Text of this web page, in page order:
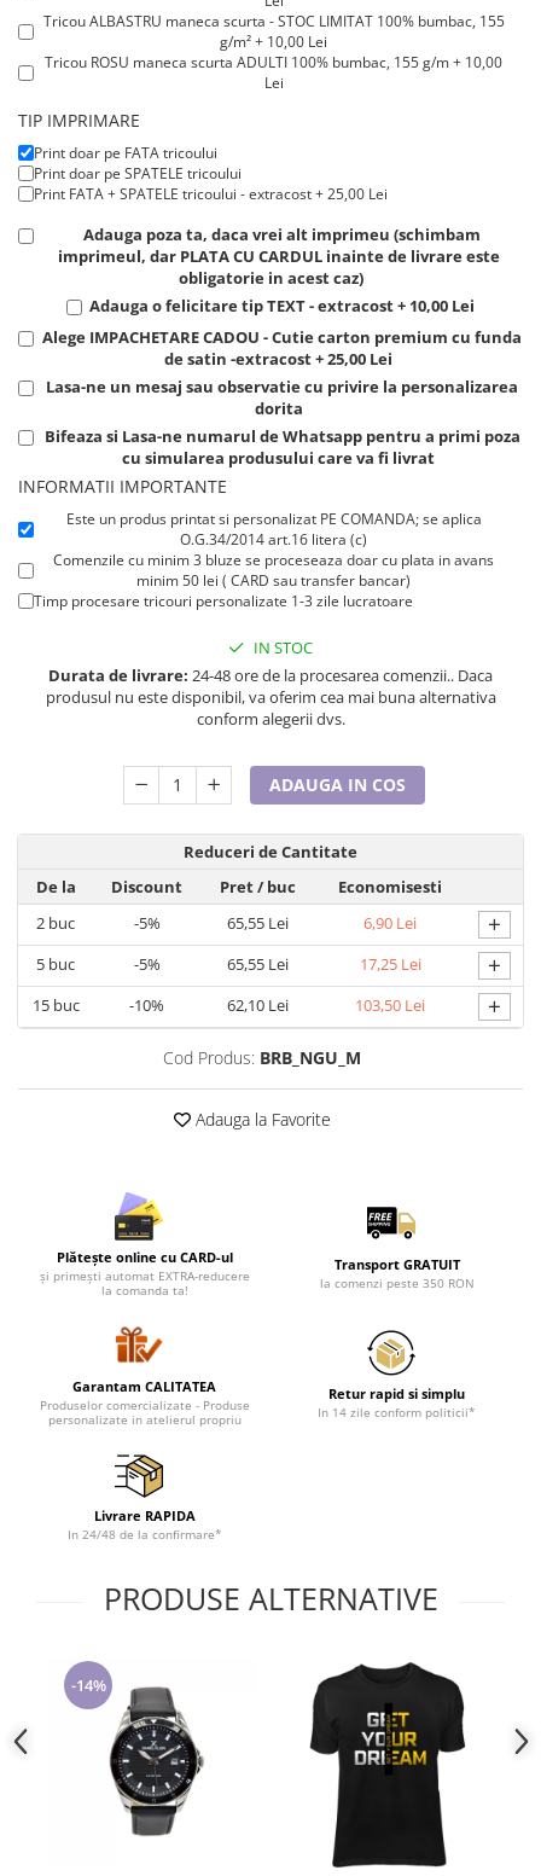
Halate si pijamale Family
Incaltaminte
Seturi elegante femei
Pijamale BIG SIZE femei
Cadouri ocazii speciale
Tricouri de craciun
Tricouri de cuplu Valentine's Day
Valentine's Day
Cadouri pentru Bunici
Cadouri pentru Nasi si Fini
Cadouri Craciun
Cadouri pentru Mama
Cadouri pentru profesori sau absolventi
Cadouri Back to school
Cadouri de Paște
Cadouri Traditionale Romanesti
8 Martie
Cadouri pentru CUPLU El & Ea
Cadouri GRAVIDE
Cadouri pentru sportivi
Cadouri Colegi, sefi sau angajati
Cadouri pentru Doctori
Cadouri pentru Sfânta Maria
Tricou ALBASTRU maneca scurta - STOC LIMITAT 100% bumbac, 155
g/m² + 10,00 Lei
Tricou ROSU maneca scurta ADULTI 100% bumbac, 155 g/m + 10,00
Lei
TIP IMPRIMARE
Print doar pe FATA tricoului
Print doar pe SPATELE tricoului
Print FATA + SPATELE tricoului - extracost + 25,00 Lei
Adauga poza ta, daca vrei alt imprimeu (schimbam
imprimeul, dar PLATA CU CARDUL inainte de livrare este
obligatorie in acest caz)
Adauga o felicitare tip TEXT - extracost + 10,00 Lei
Alege IMPACHETARE CADOU - Cutie carton premium cu funda
de satin -extracost + 25,00 Lei
Lasa-ne un mesaj sau observatie cu privire la personalizarea
dorita
Bifeaza si Lasa-ne numarul de Whatsapp pentru a primi poza
cu simularea produsului care va fi livrat
INFORMATII IMPORTANTE
Este un produs printat si personalizat PE COMANDA; se aplica
O.G.34/2014 art.16 litera (c)
Comenzile cu minim 3 bluze se proceseaza doar cu plata in avans
minim 50 lei ( CARD sau transfer bancar)
Timp procesare tricouri personalizate 1-3 zile lucratoare
IN STOC
Durata de livrare: 24-48 ore de la procesarea comenzii.. Daca
produsul nu este disponibil, va oferim cea mai buna alternativa
conform alegerii dvs.
ADAUGA IN COS
Reduceri de Cantitate
De la
Discount Pret/ buc
Economisesti
2 buc -5% 65,55 Lei 6,90 Lei +
5 buc -5% 65,55 Lei 17,25 Lei +
15buc -10% 62,10 Lei 103,50 Lei +
Cod Produs: BRB_NGU_M
Adauga la Favorite
Plătește online cu CARD-ul
și primești automat EXTRA-reducere
la comanda ta!
Transport GRATUIT
la comenzi peste 350 RON
Garantam CALITATEA
Produselor comercializate - Produse
personalizate in atelierul propriu
Retur rapid si simplu
In 14 zile conform politicii*
Livrare RAPIDA
In 24/48 de la confirmare*
PRODUSE ALTERNATIVE
-14%